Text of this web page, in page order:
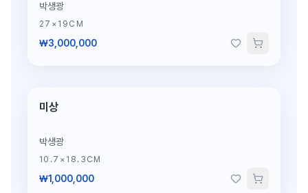
박생광
27×19CM
₩3,000,000
미상
박생광
10.7×18.3CM
₩1,000,000